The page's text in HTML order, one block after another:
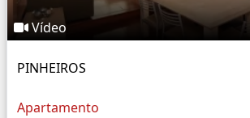
Vídeo
PINHEIROS
Apartamento